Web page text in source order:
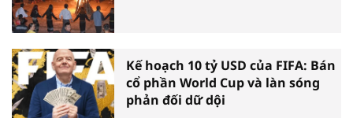
Kế hoạch 10 tỷ USD của FIFA: Bán
cổ phần World Cup và làn sóng
phản đối dữ dội